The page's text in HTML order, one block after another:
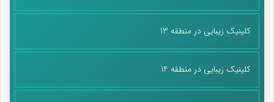
کلینیک زیبایی در منطقه 13
کلینیک زیبایی در منطقه 14